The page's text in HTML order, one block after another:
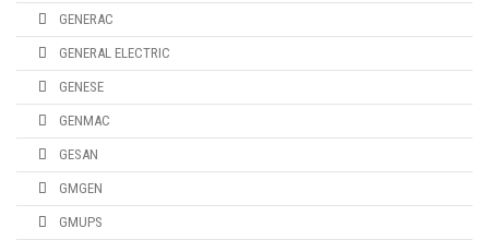
GENERAC
GENERAL ELECTRIC
GENESE
GENMAC
GESAN
GMGEN
GMUPS